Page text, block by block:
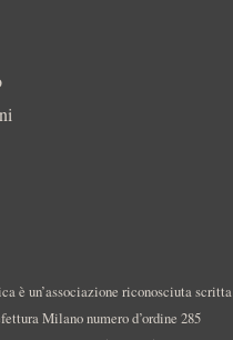
è un’associazione riconosciuta
Milano numero d’ordine 285